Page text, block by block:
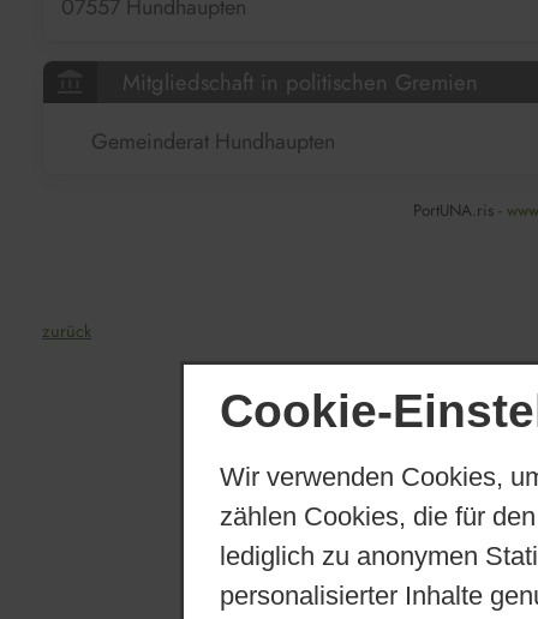
Cookie-
Wir verwenden Cookies,
zählen Cookies, die für
lediglich zu anonymen
personalisierter Inhalte
07557 Hundhaupten
Mitgliedschaft in politischen Gremien
Gemeinderat Hundhaupten
PortUNA.ris -
zurück